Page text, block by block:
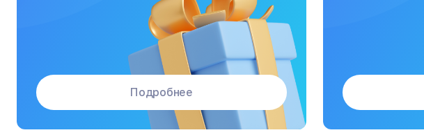
Микроволновые печи
Морозильные камеры
Подробнее